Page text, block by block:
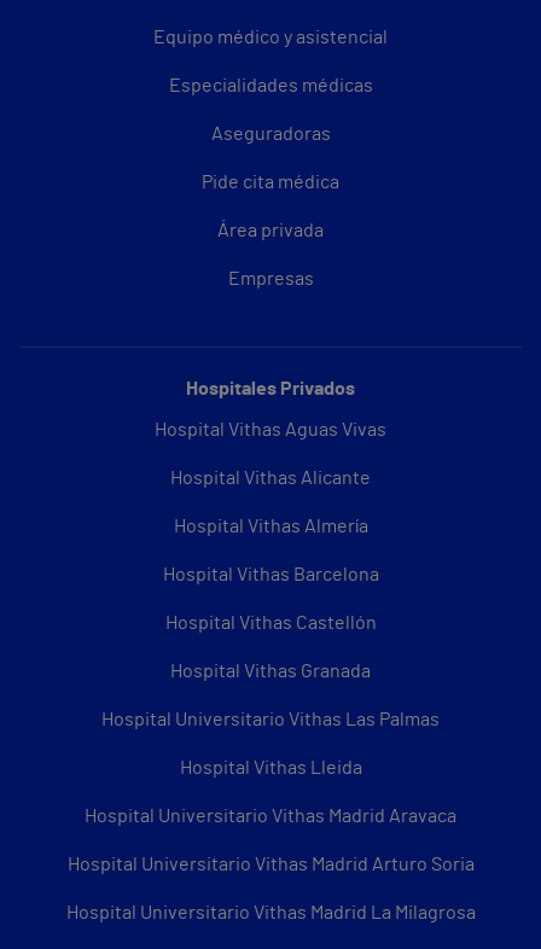
Equipo médico y asistencial
Especialidades médicas
Aseguradoras
Pide cita médica
Área privada
Empresas
Hospitales Privados
Hospital Vithas Aguas Vivas
Hospital Vithas Alicante
Hospital Vithas Almería
Hospital Vithas Barcelona
Hospital Vithas Castellón
Hospital Vithas Granada
Hospital Universitario Vithas Las Palmas
Hospital Vithas Lleida
Hospital Universitario Vithas Madrid Aravaca
Hospital Universitario Vithas Madrid Arturo Soria
Hospital Universitario Vithas Madrid La Milagrosa